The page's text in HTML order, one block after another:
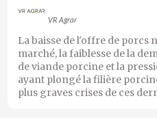
VR Agrar
La baisse de l'offre de porcs
marché, la faiblesse de la
de viande porcine et la
ayant plongé la filière
plus graves crises de ces